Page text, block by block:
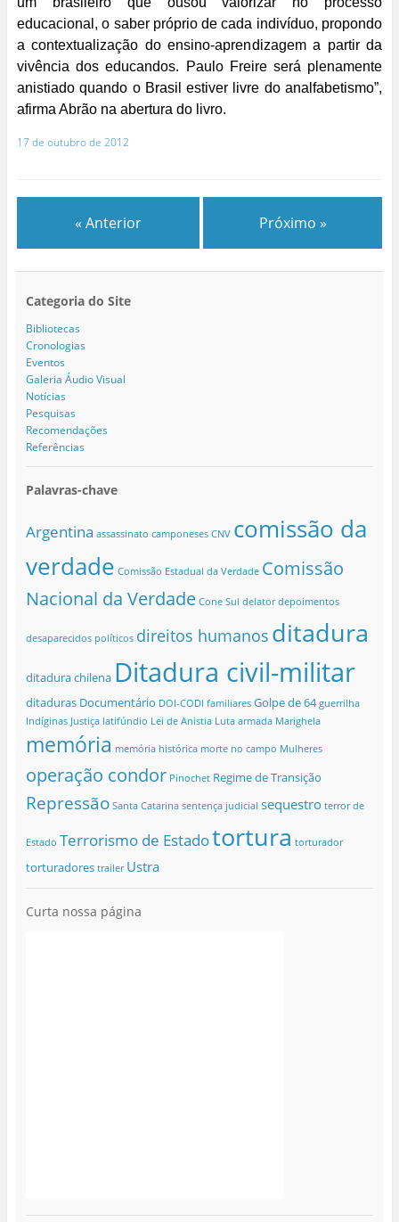
educacional, o saber próprio de cada indivíduo, propondo
a contextualização do ensino-aprendizagem a partir da
vivência dos educandos. Paulo Freire será plenamente
anistiado quando o Brasil estiver livre do analfabetismo”,
afirma Abrão na abertura do livro.
17 de outubro de 2012
« Anterior Próximo »
Categoria do Site
Bibliotecas
Cronologias
Eventos
Galeria Áudio Visual
Notícias
Pesquisas
Recomendações
Referências
Palavras-chave
Argentina assassinato camponeses CNV comissão da
verdade Comissão Estadual da Verdade Comissão
Nacional da Verdade Cone Sul delator depoimentos
desaparecidos políticos direitos humanos ditadura
ditadura chilena Ditadura civil-militar
ditaduras Documentário DOI-CODI familiares Golpe de 64 guerrilha
Indíginas Justiça latifúndio Lei de Anistia Luta armada Marighela
memória memória histórica morte no campo Mulheres
operação condor Pinochet Regime de Transição
Repressão Santa Catarina sentença judicial sequestro terror de
Estado Terrorismo de Estadotortura torturador
torturadores trailer Ustra
Curta nossa página